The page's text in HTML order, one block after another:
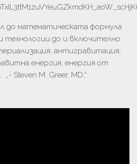
до математическата формула
технологии до и включително
антигравитация,
енергия, енергия от
Steven M. Greer, MD,“